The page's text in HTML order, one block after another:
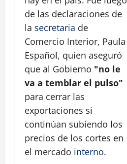
de las declaraciones de
la secretaria de
Comercio Interior, Paula
Español, quien aseguró
que al Gobierno "no le
va a temblar el pulso"
para cerrar las
exportaciones si
continúan subiendo los
precios de los cortes en
el mercado interno.